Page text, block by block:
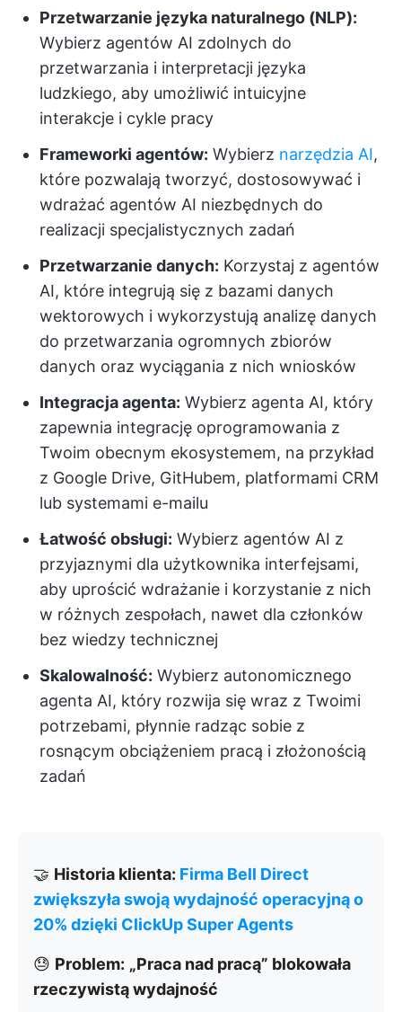
Przetwarzanie języka naturalnego (NLP):
Wybierz agentów AI zdolnych do
przetwarzania i interpretacji języka
ludzkiego, aby umożliwić intuicyjne
interakcje i cykle pracy
Frameworki agentów: Wybierz narzędzia AI,
które pozwalają tworzyć, dostosowywać i
wdrażać agentów AI niezbędnych do
realizacji specjalistycznych zadań
Przetwarzanie danych: Korzystaj z agentów
AI, które integrują się z bazami danych
wektorowych i wykorzystują analizę danych
do przetwarzania ogromnych zbiorów
danych oraz wyciągania z nich wniosków
Integracja agenta: Wybierz agenta AI, który
zapewnia integrację oprogramowania z
Twoim obecnym ekosystemem, na przykład
z Google Drive, GitHubem, platformami CRM
lub systemami e-mailu
Łatwość obsługi: Wybierz agentów AI z
przyjaznymi dla użytkownika interfejsami,
aby uprościć wdrażanie i korzystanie z nich
w różnych zespołach, nawet dla członków
bez wiedzy technicznej
Skalowalność: Wybierz autonomicznego
agenta AI, który rozwija się wraz z Twoimi
potrzebami, płynnie radząc sobie z
rosnącym obciążeniem pracą i złożonością
zadań
🤝 Historia klienta: Firma Bell Direct
zwiększyła swoją wydajność operacyjną o
20% dzięki ClickUp Super Agents
😓 Problem: „Praca nad pracą” blokowała
rzeczywistą wydajność